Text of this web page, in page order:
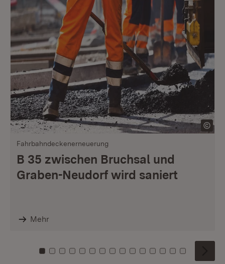
Fahrbahndeckenerneuerung
B 35 zwischen Bruchsal und
Graben-Neudorf wird saniert
Mehr
Zu Kachel: 0
Zu Kachel: 1
Zu Kachel: 2
Zu Kachel: 3
Zu Kachel: 4
Zu Kachel: 5
Zu Kachel: 6
Zu Kachel: 7
Zu Kachel: 8
Zu Kachel: 9
Zu Kachel: 10
Zu Kachel: 11
Zu Kachel: 12
Zu Kachel:
Zu